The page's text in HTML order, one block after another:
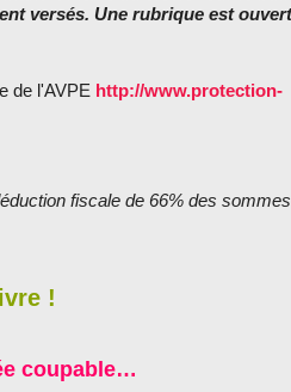
versés. Une rubrique est
de l'AVPE http://www.protection-
fiscale de 66% des
!
coupable…